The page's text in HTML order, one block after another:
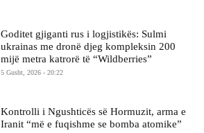
Goditet gjiganti rus i logjistikës: Sulmi
ukrainas me dronë djeg kompleksin 200
mijë metra katrorë të “Wildberries”
5 Gusht, 2026 - 20:22
Kontrolli i Ngushticës së Hormuzit, arma e
Iranit “më e fuqishme se bomba atomike”